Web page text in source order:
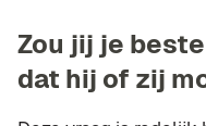
Zou jij je
dat hij of zij